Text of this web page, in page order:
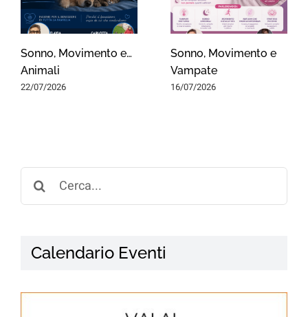
Sonno, Movimento e…
Animali
22/07/2026
Sonno, Movimento e
Vampate
16/07/2026
for:
Calendario Eventi